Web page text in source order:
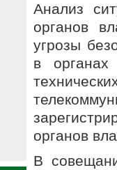
Анализ
органов
угрозы
в органах
органов
В